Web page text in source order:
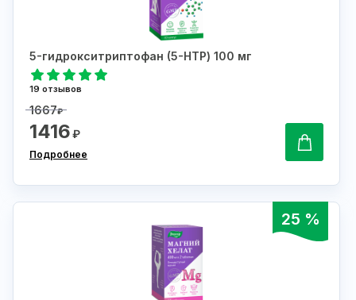
5-гидрокситриптофан (5-HTP) 100 мг
19 отзывов
1667₽
1416₽
Подробнее
25 %